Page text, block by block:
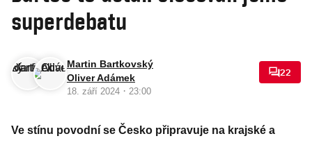
superdebatu
Martin Bartkovský
Oliver Adámek
18. září 2024 · 23:00
22
Ve stínu povodní se Česko připravuje na krajské a